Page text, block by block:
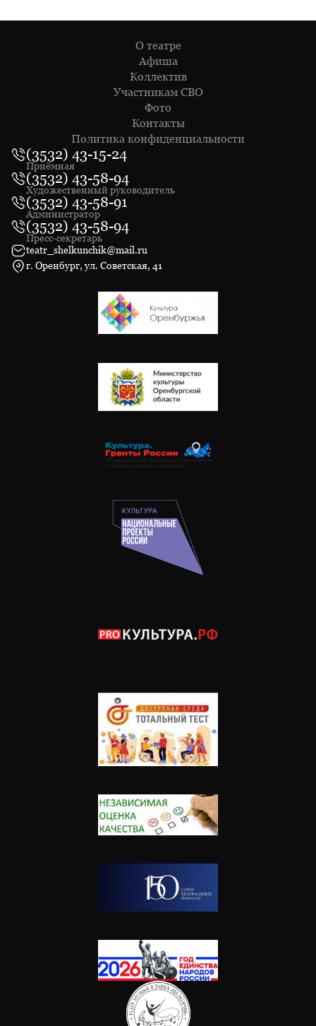
О театре
Афиша
Коллектив
Участникам СВО
Фото
Контакты
Политика конфиденциальности
(3532) 43-15-24
Приёмная
(3532) 43-58-94
Художественный руководитель
(3532) 43-58-91
Администратор
(3532) 43-58-94
Пресс-секретарь
teatr_shelkunchik@mail.ru
г. Оренбург, ул. Советская, 41